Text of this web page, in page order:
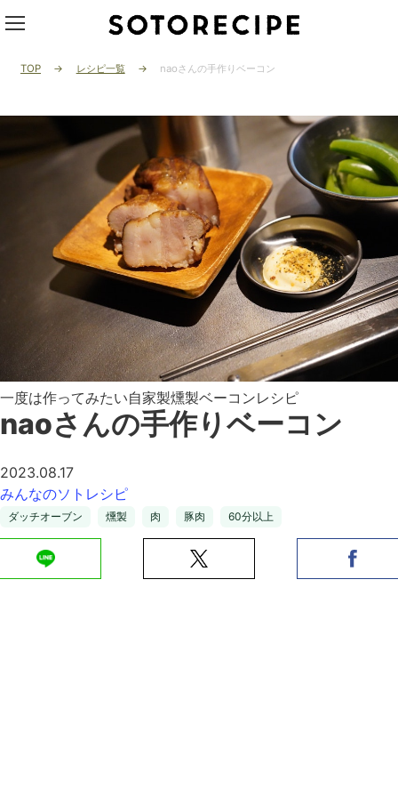
TOP レシピ一覧 naoさんの手作りベーコン
一度は作ってみたい自家製燻製ベーコンレシピ
naoさんの手作りベーコン
2023.08.17
みんなのソトレシピ
ダッチオーブン 燻製 肉 豚肉 60分以上